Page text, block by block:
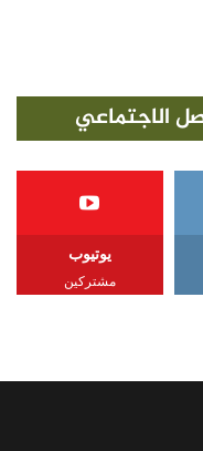
الاجتماعي
يوتيوب
مشتركين